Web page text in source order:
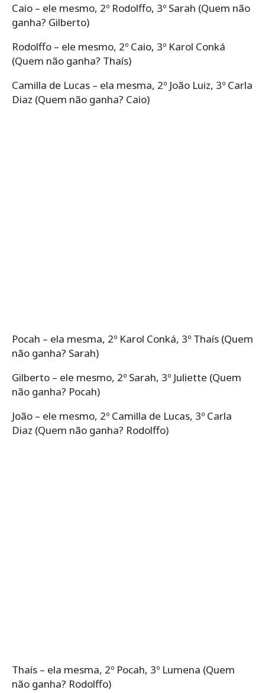
Caio – ele mesmo, 2º Rodolffo, 3º Sarah (Quem não
ganha? Gilberto)
Rodolffo – ele mesmo, 2º Caio, 3º Karol Conká
(Quem não ganha? Thaís)
Camilla de Lucas – ela mesma, 2º João Luiz, 3º Carla
Diaz (Quem não ganha? Caio)
Pocah – ela mesma, 2º Karol Conká, 3º Thaís (Quem
não ganha? Sarah)
Gilberto – ele mesmo, 2º Sarah, 3º Juliette (Quem
não ganha? Pocah)
João – ele mesmo, 2º Camilla de Lucas, 3º Carla
Diaz (Quem não ganha? Rodolffo)
Thaís – ela mesma, 2º Pocah, 3º Lumena (Quem
não ganha? Rodolffo)